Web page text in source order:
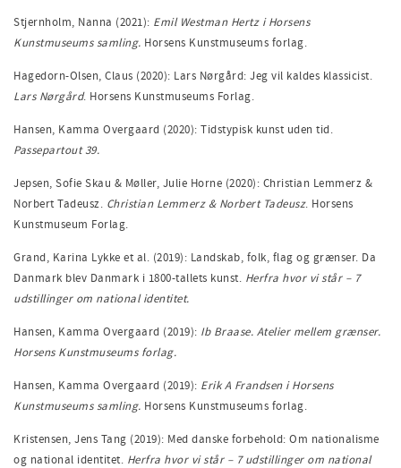
Stjernholm, Nanna (2021): Emil Westman Hertz i Horsens
Kunstmuseums samling. Horsens Kunstmuseums forlag.
Hagedorn-Olsen, Claus (2020): Lars Nørgård: Jeg vil kaldes klassicist.
Lars Nørgård. Horsens Kunstmuseums Forlag.
Hansen, Kamma Overgaard (2020): Tidstypisk kunst uden tid.
Passepartout 39.
Jepsen, Sofie Skau & Møller, Julie Horne (2020): Christian Lemmerz &
Norbert Tadeusz. Christian Lemmerz & Norbert Tadeusz. Horsens
Kunstmuseum Forlag.
Grand, Karina Lykke et al. (2019): Landskab, folk, flag og grænser. Da
Danmark blev Danmark i 1800-tallets kunst. Herfra hvor vi står – 7
udstillinger om national identitet.
Hansen, Kamma Overgaard (2019): Ib Braase. Atelier mellem grænser.
Horsens Kunstmuseums forlag.
Hansen, Kamma Overgaard (2019): Erik A Frandsen i Horsens
Kunstmuseums samling. Horsens Kunstmuseums forlag.
Kristensen, Jens Tang (2019): Med danske forbehold: Om nationalisme
og national identitet. Herfra hvor vi står – 7 udstillinger om national